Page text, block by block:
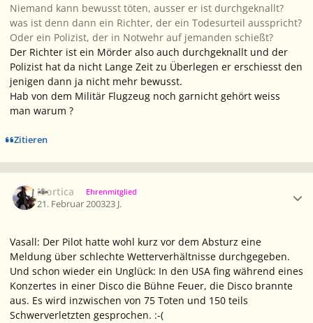
Niemand kann bewusst töten, ausser er ist durchgeknallt?
was ist denn dann ein Richter, der ein Todesurteil ausspricht?
Oder ein Polizist, der in Notwehr auf jemanden schießt?
Der Richter ist ein Mörder also auch durchgeknallt und der
Polizist hat da nicht Lange Zeit zu Überlegen er erschiesst den
jenigen dann ja nicht mehr bewusst.
Hab von dem Militär Flugzeug noch garnicht gehört weiss
man warum ?
Zitieren
Mortica Ehrenmitglied
21. Februar 200323 J.
Vasall: Der Pilot hatte wohl kurz vor dem Absturz eine
Meldung über schlechte Wetterverhältnisse durchgegeben.
Und schon wieder ein Unglück: In den USA fing während eines
Konzertes in einer Disco die Bühne Feuer, die Disco brannte
aus. Es wird inzwischen von 75 Toten und 150 teils
Schwerverletzten gesprochen. :-(